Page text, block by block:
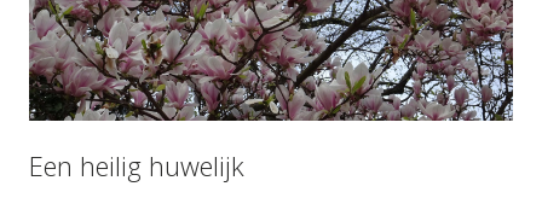
Een heilig huwelijk